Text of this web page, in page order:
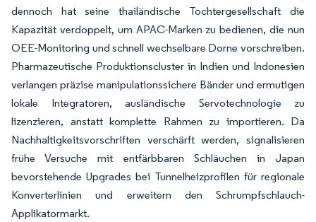
dennoch hat seine thailändische Tochtergesellschaft die
Kapazität verdoppelt, um APAC-Marken zu bedienen, die nun
OEE-Monitoring und schnell wechselbare Dorne vorschreiben.
Pharmazeutische Produktionscluster in Indien und Indonesien
verlangen präzise manipulationssichere Bänder und ermutigen
lokale Integratoren, ausländische Servotechnologie zu
lizenzieren, anstatt komplette Rahmen zu importieren. Da
Nachhaltigkeitsvorschriften verschärft werden, signalisieren
frühe Versuche mit entfärbbaren Schläuchen in Japan
bevorstehende Upgrades bei Tunnelheizprofilen für regionale
Konverterlinien und erweitern den Schrumpfschlauch-
Applikatormarkt.